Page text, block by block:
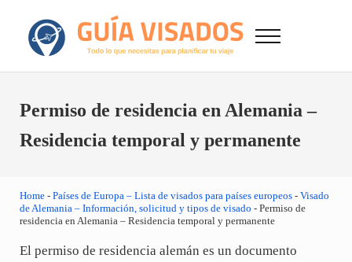
GuiaVisado.com - Guía de visados de viaje en
Otro sitio realizado con WordPress
Menu
Permiso de residencia en Alemania –
Residencia temporal y permanente
Home- Países de Europa – Lista de visados para países europeos- Visado
de Alemania – Información, solicitud y tipos de visado - Permiso de
residencia en Alemania – Residencia temporal y permanente
El permiso de residencia alemán es un documento